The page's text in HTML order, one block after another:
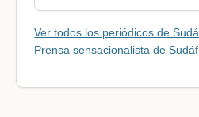
Ver todos los periódicos de
Prensa sensacionalista de